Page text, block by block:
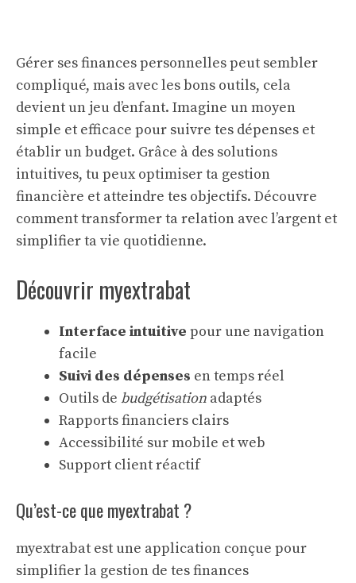
Gérer ses finances personnelles peut sembler
compliqué, mais avec les bons outils, cela
devient un jeu d’enfant. Imagine un moyen
simple et efficace pour suivre tes dépenses et
établir un budget. Grâce à des solutions
intuitives, tu peux optimiser ta gestion
financière et atteindre tes objectifs. Découvre
comment transformer ta relation avec l’argent et
simplifier ta vie quotidienne.
Découvrir myextrabat
Interface intuitive pour une navigation
facile
Suivi des dépenses en temps réel
Outils de budgétisation adaptés
Rapports financiers clairs
Accessibilité sur mobile et web
Support client réactif
Qu’est-ce que myextrabat ?
myextrabat est une application conçue pour
simplifier la gestion de tes finances